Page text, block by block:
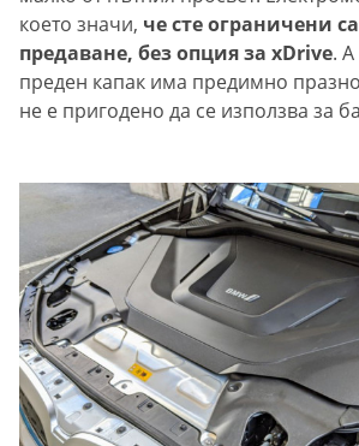
което значи, че сте ограничени
предаване, без опция за xDrive.
преден капак има предимно
не е пригодено да се използва за